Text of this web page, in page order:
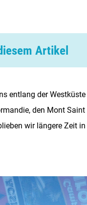
Artikel
auf der Straße
dass Sie eine
entlang der
den Mont
wir längere Zeit